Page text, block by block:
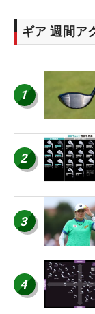
ギア 週間ア
1
2
3
4